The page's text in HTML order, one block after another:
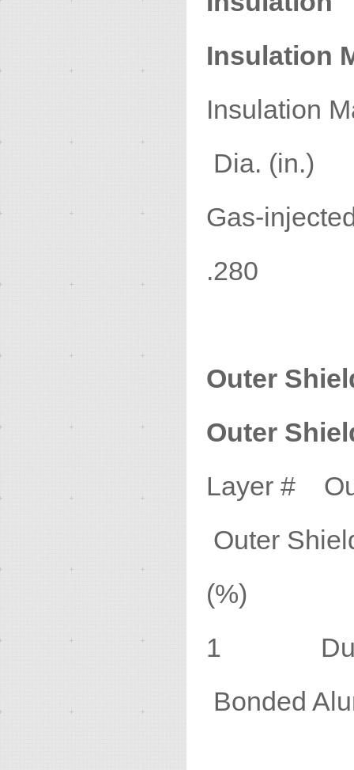
Insulation
Dia. (in.)
Gas-
.280
Outer
Outer
Layer #
Outer
(%)
1
Bonded